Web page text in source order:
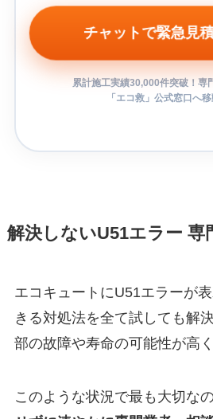
チャットで緊急見
累計施工実績30,000件突破！専
「エコ救」公式窓口へ
解決しないU51エラー 専
エコキュートにU51エラーが
きる対処法を全て試しても解
部の故障や寿命の可能性が高く
このような状況で最も大切なの